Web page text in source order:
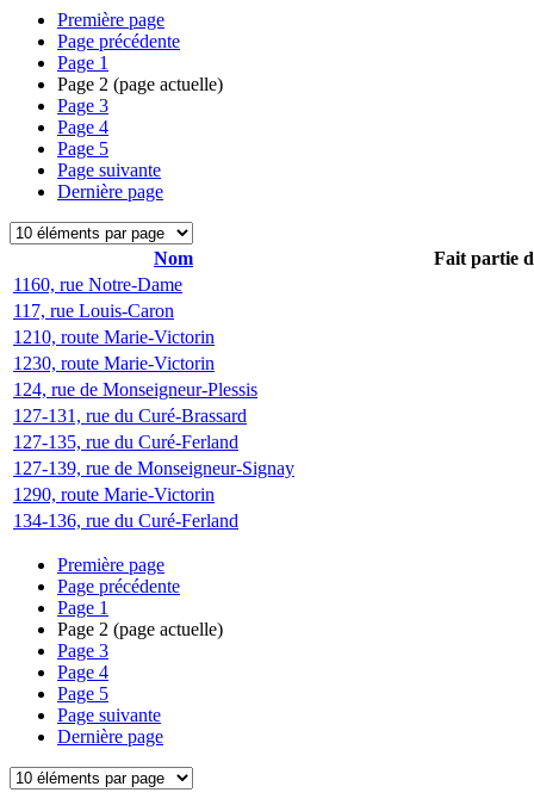
Première page
Page précédente
Page 1
Page 2 (page actuelle)
Page 3
Page 4
Page 5
Page suivante
Dernière page
Nom
Fait partie
1160, rue Notre-Dame
117, rue Louis-Caron
1210, route Marie-Victorin
1230, route Marie-Victorin
124, rue de Monseigneur-Plessis
127-131, rue du Curé-Brassard
127-135, rue du Curé-Ferland
127-139, rue de Monseigneur-Signay
1290, route Marie-Victorin
134-136, rue du Curé-Ferland
Première page
Page précédente
Page 1
Page 2 (page actuelle)
Page 3
Page 4
Page 5
Page suivante
Dernière page